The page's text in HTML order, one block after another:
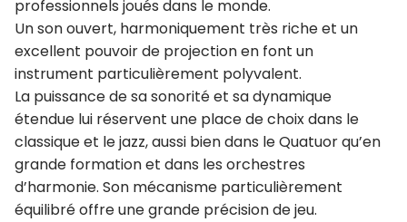
professionnels joués dans le monde.
Un son ouvert, harmoniquement très riche et un
excellent pouvoir de projection en font un
instrument particulièrement polyvalent.
La puissance de sa sonorité et sa dynamique
étendue lui réservent une place de choix dans le
classique et le jazz, aussi bien dans le Quatuor qu’en
grande formation et dans les orchestres
d’harmonie. Son mécanisme particulièrement
équilibré offre une grande précision de jeu.